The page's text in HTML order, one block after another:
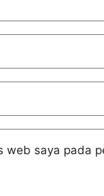
web saya pada